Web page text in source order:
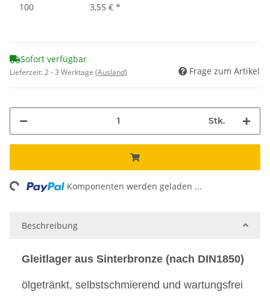
100
3,55 € *
Sofort verfügbar
Lieferzeit:2 - 3 Werktage (Ausland) Frage zum Artikel
Stk.
Komponenten werden geladen ...
Beschreibung
Gleitlager aus Sinterbronze (nach DIN1850)
ölgetränkt, selbstschmierend und wartungsfrei